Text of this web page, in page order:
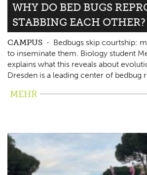
WHY DO BED BUGS
STABBING EACH OTHER?
CAMPUS
Bedbugs skip courtship:
to inseminate them. Biology student
explains what this reveals about
Dresden is a leading center of bedbug
MEHR